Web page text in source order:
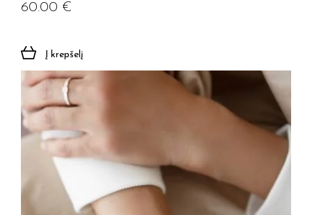
60.00 €
Į krepšelį